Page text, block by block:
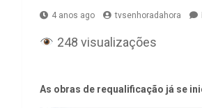
4 anos ago tvsenhoradahora
248 visualizações
As obras de requalificação já se